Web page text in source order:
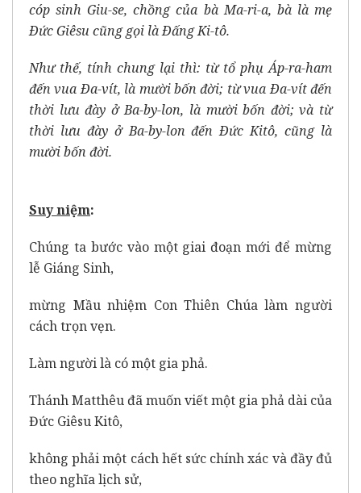
cóp sinh Giu-se, chồng của bà Ma-ri-a, bà là mẹ
Ðức Giêsu cũng gọi là Ðấng Ki-tô.
Như thế, tính chung lại thì: từ tổ phụ Áp-ra-ham
đến vua Ða-vít, là mười bốn đời; từ vua Ða-vít đến
thời lưu đày ở Ba-by-lon, là mười bốn đời; và từ
thời lưu đày ở Ba-by-lon đến Ðức Kitô, cũng là
mười bốn đời.
Suy niệm:
Chúng ta bước vào một giai đoạn mới để mừng
lễ Giáng Sinh,
mừng Mầu nhiệm Con Thiên Chúa làm người
cách trọn vẹn.
Làm người là có một gia phả.
Thánh Matthêu đã muốn viết một gia phả dài của
Đức Giêsu Kitô,
không phải một cách hết sức chính xác và đầy đủ
theo nghĩa lịch sử,